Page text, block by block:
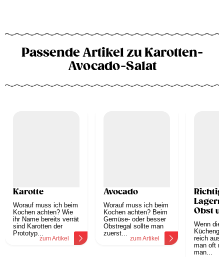
Passende Artikel zu Karotten-
Avocado-Salat
Karotte
Worauf muss ich beim
Kochen achten? Wie
ihr Name bereits verrät
sind Karotten der
Prototyp...
zum Artikel
Avocado
Worauf muss ich beim
Kochen achten? Beim
Gemüse- oder besser
Obstregal sollte man
zuerst...
zum Artikel
Obst
Wenn die
reich
man oft
man...